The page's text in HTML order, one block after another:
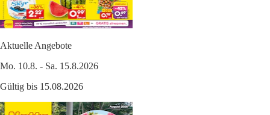
Aktuelle Angebote
Mo. 10.8. - Sa. 15.8.2026
Gültig bis 15.08.2026